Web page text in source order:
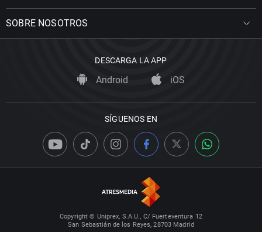
SOBRE NOSOTROS
DESCARGA LA APP
Android iOS
SÍGUENOS EN
Copyright © Uniprex, S.A.U., C/ Fuerteventura 12
San Sebastián de los Reyes, 28703 Madrid